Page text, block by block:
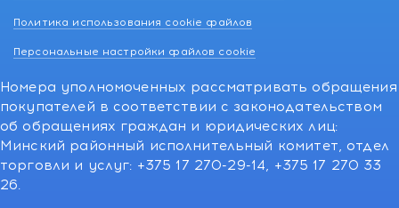
Политика использования cookie файлов
Персональные настройки файлов cookie
Номера уполномоченных рассматривать обращения
покупателей в соответствии с законодательством
об обращениях граждан и юридических лиц:
Минский районный исполнительный комитет, отдел
торговли и услуг: +375 17 270-29-14, +375 17 270 33
26.